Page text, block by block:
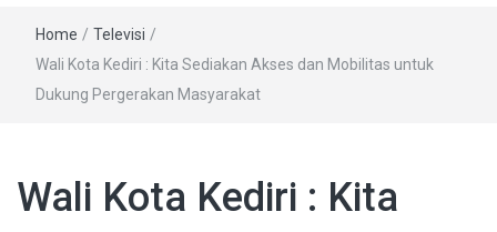
Home / Televisi /
Wali Kota Kediri : Kita Sediakan Akses dan Mobilitas untuk
Dukung Pergerakan Masyarakat
Wali Kota Kediri : Kita